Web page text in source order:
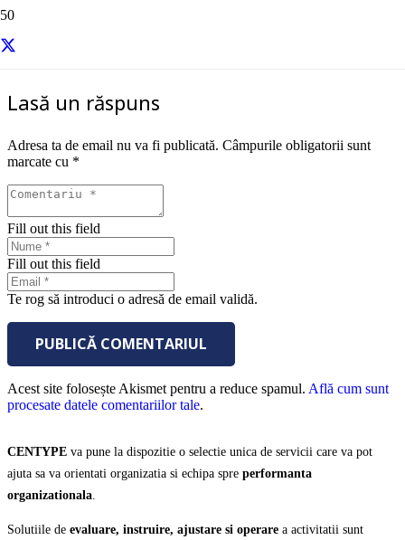
Lasă un răspuns
Adresa ta de email nu va fi publicată. Câmpurile obligatorii sunt
marcate cu *
Fill out this field
Fill out this field
Te rog să introduci o adresă de email validă.
PUBLICĂ COMENTARIUL
Acest site folosește Akismet pentru a reduce spamul. Află cum sunt
procesate datele comentariilor tale.
CENTYPE va pune la dispozitie o selectie unica de servicii care va pot
ajuta sa va orientati organizatia si echipa spre performanta
organizationala
Solutiile de evaluare, instruire, ajustare si operare a activitatii sunt